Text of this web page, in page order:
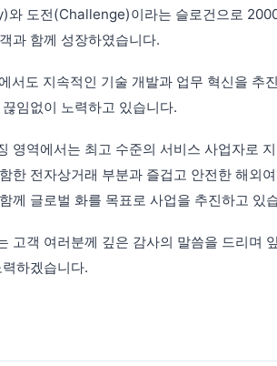
도전(Challenge)이라는 슬로건으로
과 함께 성장하였습니다.
서도 지속적인 기술 개발과 업무 혁신을 추
임없이 노력하고 있습니다.
영역에서는 최고 수준의 서비스 사업자로
한 전자상거래 부분과 즐겁고 안전한 해외
께 글로벌 화를 목표로 사업을 추진하고 있
고객 여러분께 깊은 감사의 말씀을 드리며
하겠습니다.